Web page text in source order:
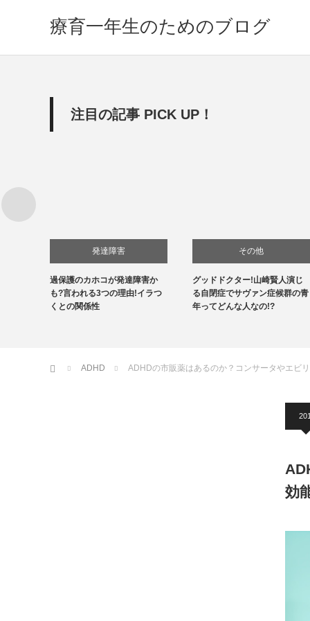
療育一年生のためのブログ
注目の記事 PICK UP！
発達障害
過保護のカホコが発達障害か
も?言われる3つの理由!イラつ
くとの関係性
その他
自閉症
グッドドクター!山崎賢人演じ
る自閉症でサヴァン症候群の青
年ってどんな人なの!?
ホーム ADHD ADHDの市販薬はあるのか？コンサータやエビ
効